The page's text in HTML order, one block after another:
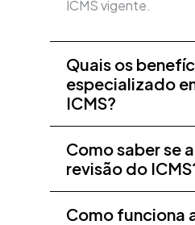
ICMS vigente.
Quais os
especializado
ICMS?
Como saber se
revisão do
Como funciona